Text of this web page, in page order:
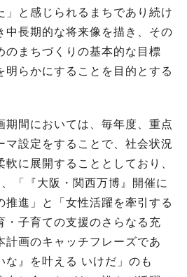
」と感じられるまちであり続け
中長期的な将来像を描き、その
のまちづくりの基本的な目標
明らかにすることを目的とする
期間においては、毎年度、重点
マ設定をすることで、社会状況
に展開することとしており、
「『大阪・関西万博』開催に
推進」と「女性活躍を牽引する
・子育ての支援のさらなる充
計画のキャッチフレーズであ
な』を叶える いけだ」のも